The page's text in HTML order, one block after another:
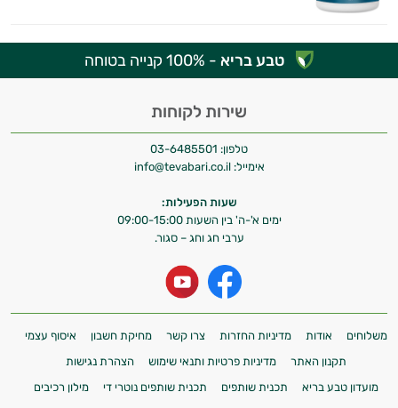
טבע בריא - 100% קנייה בטוחה
שירות לקוחות
טלפון: 03-6485501
אימייל: info@tevabari.co.il
שעות הפעילות:
ימים א'-ה' בין השעות 09:00-15:00
ערבי חג וחג – סגור.
משלוחים אודות מדיניות החזרות צרו קשר מחיקת חשבון
איסוף עצמי
תקנון האתר
מדיניות פרטיות ותנאי שימוש
הצהרת נגישות
מועדון טבע בריא
תכנית שותפים תכנית שותפים נוטרי די
מילון רכיבים